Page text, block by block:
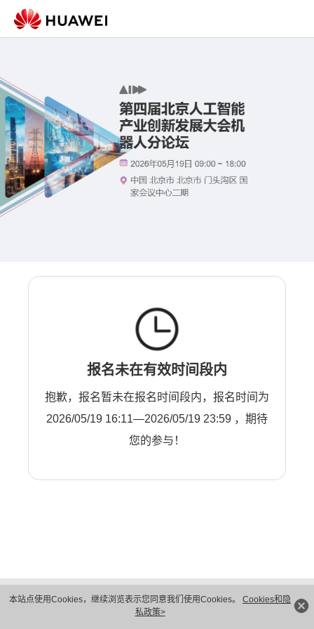
本站点使用Cookies，继续浏览表示您同意我们使用Cookies。 Cookies和隐
私政策>
报名未在有效时间段内
抱歉，报名暂未在报名时间段内，报名时间为
2026/05/19 16:11—2026/05/19 23:59 ，期待
您的参与！
隐私保护
法律声明